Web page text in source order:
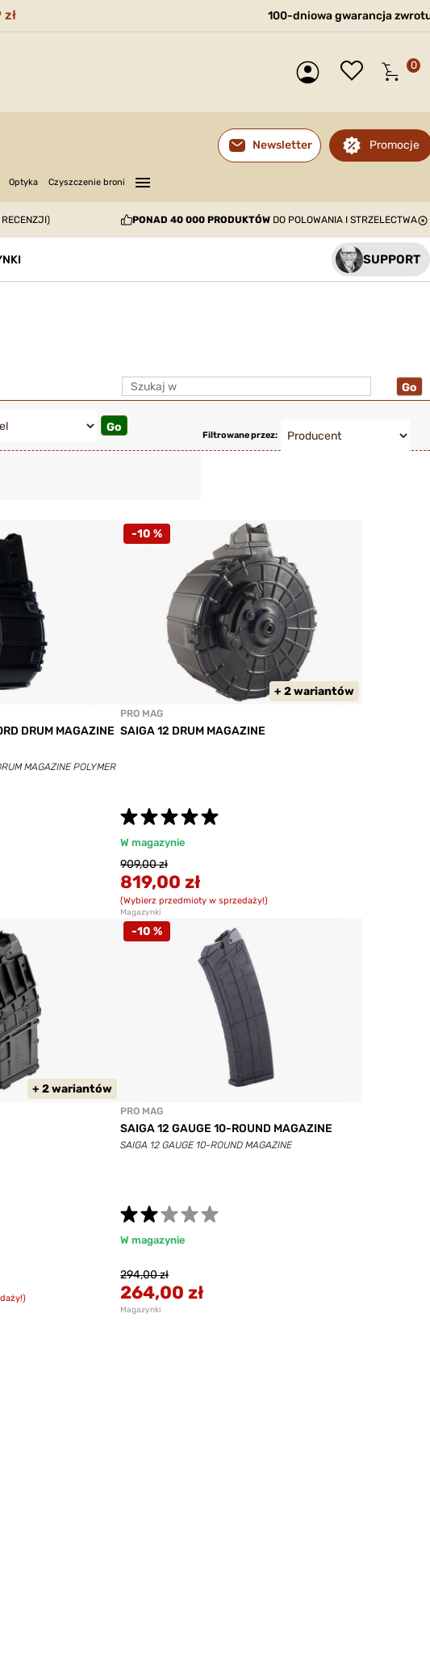
100-dniowa gwarancja
0
Newsletter Promocje
Optyka Czyszczenie broni —
—
—
PONAD 40 000 PRODUKTÓW DO POLOWANIA I STRZELECTWA
SUPPORT
Filtrowane przez:
DRUM MAGAZINE
MAGAZINE POLYMER
-10 %
+ 2 wariantów
PRO MAG
SAIGA 12 DRUM MAGAZINE
Magazynki
W magazynie
909,00 zł
819,00 zł
(Wybierz przedmioty w sprzedaży!)
+ 2 wariantów
-10 %
PRO MAG
SAIGA 12 GAUGE 10-ROUND MAGAZINE
SAIGA 12 GAUGE 10-ROUND MAGAZINE
Magazynki
W magazynie
294,00 zł
264,00 zł